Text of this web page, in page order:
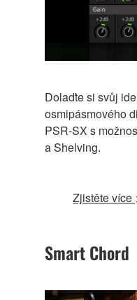
Dolaďte si svůj
osmipásmového
PSR-SX s
a Shelving.
Zjistěte více
Smart Chord